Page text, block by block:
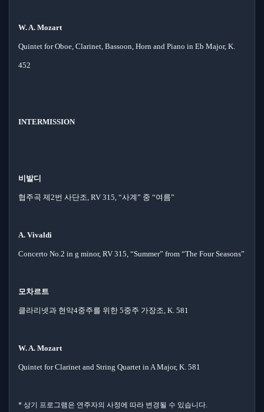
W. A. Mozart
Quintet for Oboe, Clarinet, Bassoon, Horn and Piano in Eb Major, K.
452
INTERMISSION
비발디
협주곡 제2번 사단조, RV 315, “사계” 중 “여름”
A. Vivaldi
Concerto No.2 in g minor, RV 315, “Summer” from “The Four Seasons”
모차르트
클라리넷과 현악4중주를 위한 5중주 가장조, K. 581
W. A. Mozart
Quintet for Clarinet and String Quartet in A Major, K. 581
* 상기 프로그램은 연주자의 사정에 따라 변경될 수 있습니다.